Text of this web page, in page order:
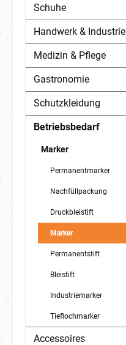
Schuhe
Handwerk & Industrie
Medizin & Pflege
Gastronomie
Schutzkleidung
Betriebsbedarf
Marker
Permanentmarker
Nachfüllpackung
Druckbleistift
Marker
Permanentstift
Bleistift
Industriemarker
Tieflochmarker
Accessoires